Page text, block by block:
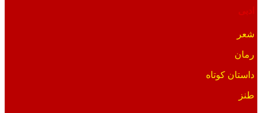
ادبی
شعر
رمان
داستان کوتاه
طنز